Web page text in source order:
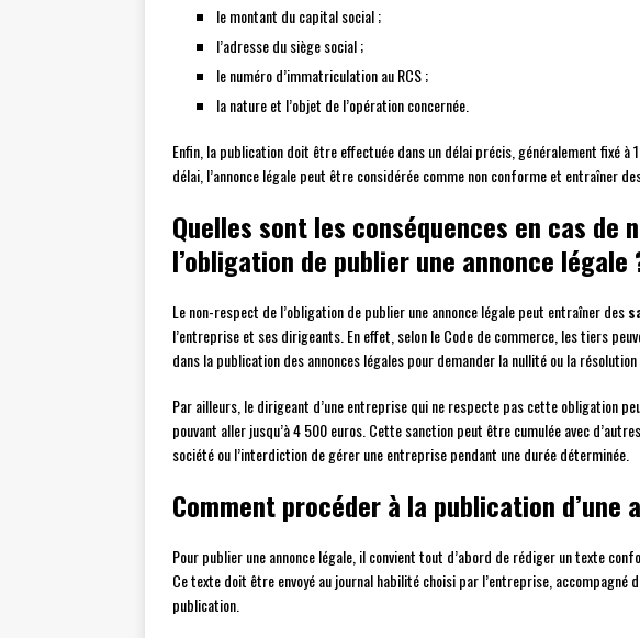
le montant du capital social ;
l’adresse du siège social ;
le numéro d’immatriculation au RCS ;
la nature et l’objet de l’opération concernée.
Enfin, la publication doit être effectuée dans un délai précis, généralement fixé à
délai, l’annonce légale peut être considérée comme non conforme et entraîner
Quelles sont les conséquences en cas de
l’obligation de publier une annonce légale
Le non-respect de l’obligation de publier une annonce légale peut entraîner des
l’entreprise et ses dirigeants. En effet, selon le Code de commerce, les tiers
dans la publication des annonces légales pour demander la nullité ou la
Par ailleurs, le dirigeant d’une entreprise qui ne respecte pas cette obligation
pouvant aller jusqu’à 4 500 euros. Cette sanction peut être cumulée avec
société ou l’interdiction de gérer une entreprise pendant une durée déterminée.
Comment procéder à la publication d’une
Pour publier une annonce légale, il convient tout d’abord de rédiger un texte
Ce texte doit être envoyé au journal habilité choisi par l’entreprise, accompagné
publication.